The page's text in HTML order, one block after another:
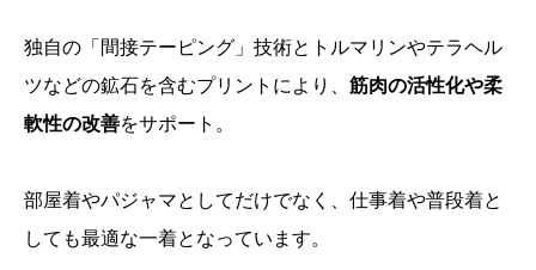
独自の「間接テーピング」技術とトルマリンやテラヘル
ツなどの鉱石を含むプリントにより、 筋肉の活性化や柔
軟性の改善をサポート。
部屋着やパジャマとしてだけでなく、仕事着や普段着と
しても最適な一着となっています。